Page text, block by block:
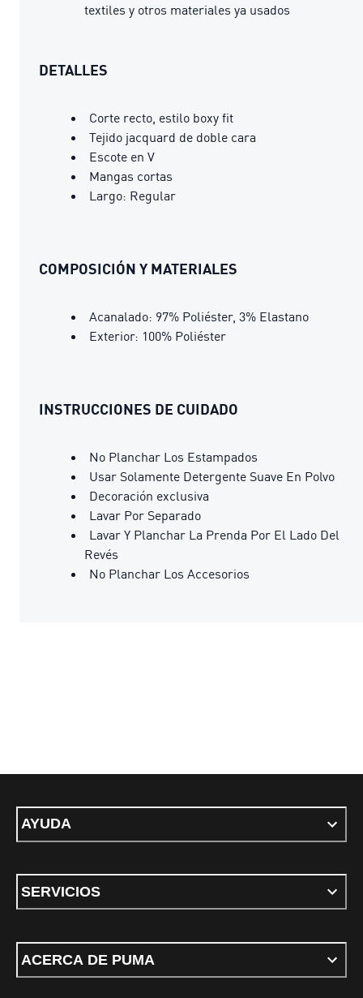
textiles y otros materiales ya usados
DETALLES
Corte recto, estilo boxy fit
Tejido jacquard de doble cara
Escote en V
Mangas cortas
Largo: Regular
COMPOSICIÓN Y MATERIALES
Acanalado: 97% Poliéster, 3% Elastano
Exterior: 100% Poliéster
INSTRUCCIONES DE CUIDADO
No Planchar Los Estampados
Usar Solamente Detergente Suave En Polvo
Decoración exclusiva
Lavar Por Separado
Lavar Y Planchar La Prenda Por El Lado Del
Revés
No Planchar Los Accesorios
AYUDA
SERVICIOS
ACERCA DE PUMA